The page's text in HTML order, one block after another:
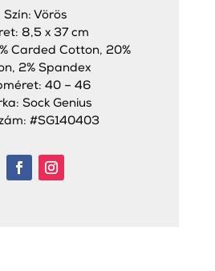
Szín: Vörös
8,5 x 37 cm
Carded Cotton, 20%
2% Spandex
40 – 46
Sock Genius
#SG140403